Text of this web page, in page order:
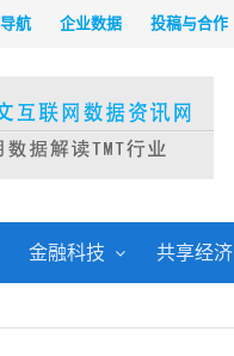
航 企业数据 投稿与合作
金融科技 共享经济